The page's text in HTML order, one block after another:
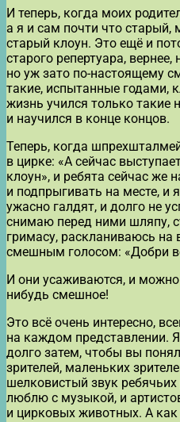
И теперь, когда моих
а я и сам почти что старый,
старый клоун. Это ещё и
старого репертуара, вернее,
но уж зато по-настоящему
такие, испытанные годами,
жизнь учился только такие
и научился в конце концов.
Теперь, когда
в цирке: «А сейчас
клоун», и ребята сейчас же
и подпрыгивать на месте, и
ужасно галдят, и долго не
снимаю перед ними шляпу,
гримасу, раскланиваюсь
смешным голосом: «Добри
И они усаживаются, и
нибудь смешное!
Это всё очень интересно,
на каждом представлении.
долго затем, чтобы вы
зрителей, маленьких
шелковистый звук
люблю с музыкой, и
и цирковых животных. А как